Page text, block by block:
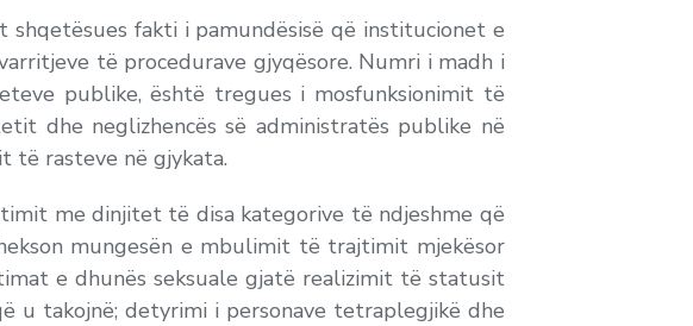
fakti i pamundësisë që institucionet e
të procedurave gjyqësore. Numri i madh i
publike, është tregues i mosfunksionimit të
dhe neglizhencës së administratës publike në
të rasteve në gjykata.
me dinjitet të disa kategorive të ndjeshme që
mungesën e mbulimit të trajtimit mjekësor
e dhunës seksuale gjatë realizimit të statusit
u takojnë; detyrimi i personave tetraplegjikë dhe